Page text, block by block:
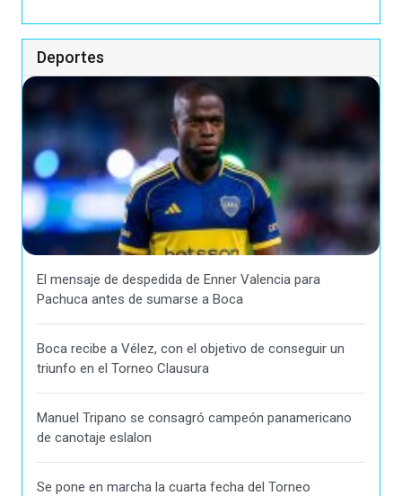
Deportes
El mensaje de despedida de Enner Valencia para
Pachuca antes de sumarse a Boca
Boca recibe a Vélez, con el objetivo de conseguir un
triunfo en el Torneo Clausura
Manuel Tripano se consagró campeón panamericano
de canotaje eslalon
Se pone en marcha la cuarta fecha del Torneo